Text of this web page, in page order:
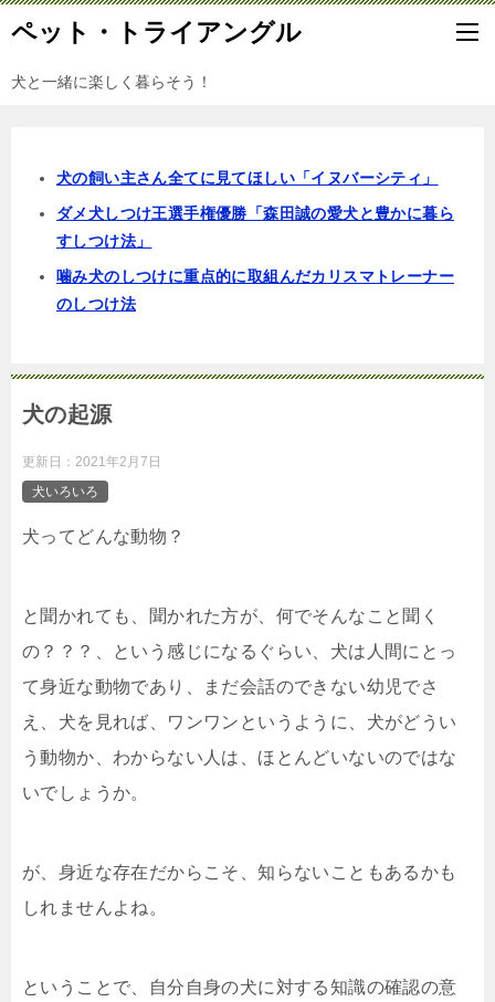
ペット・トライアングル
犬と一緒に楽しく暮らそう！
犬の飼い主さん全てに見てほしい「イヌバーシティ」
ダメ犬しつけ王選手権優勝「森田誠の愛犬と豊かに暮ら
すしつけ法」
噛み犬のしつけに重点的に取組んだカリスマトレーナー
のしつけ法
犬の起源
更新日： 2021年2月7日
犬いろいろ
犬ってどんな動物？
と聞かれても、聞かれた方が、何でそんなこと聞く
の？？？、という感じになるぐらい、犬は人間にとっ
て身近な動物であり、まだ会話のできない幼児でさ
え、犬を見れば、ワンワンというように、犬がどうい
う動物か、わからない人は、ほとんどいないのではな
いでしょうか。
が、身近な存在だからこそ、知らないこともあるかも
しれませんよね。
ということで、自分自身の犬に対する知識の確認の意